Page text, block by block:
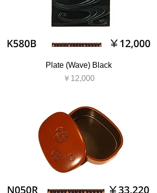
Plate (Wave) Black
価格
￥12,000